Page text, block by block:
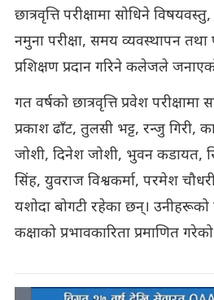
छात्रवृत्ति परीक्षामा सोधिने
नमुना परीक्षा, समय व्यवस्थापन तथा
प्रशिक्षण प्रदान गरिने कलेजले
गत वर्षको छात्रवृत्ति प्रवेश
प्रकाश ढाँट, तुलसी भट्ट, रन्जु गिरी,
जोशी, दिनेश जोशी, भुवन कडायत,
सिंह, युवराज विश्वकर्मा, परमेश
यशोदा बोगटी रहेका छन्।
कक्षाको प्रभावकारिता प्रमाणित